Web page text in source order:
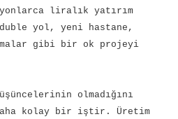
liralık yatırım
yol, yeni hastane,
gibi bir ok projeyi
olmadığını
daha kolay bir iştir. Üretim